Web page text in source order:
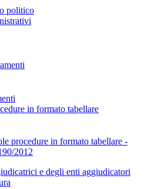
politico
in formato tabellare
procedure in formato tabellare -
2012
e degli enti aggiudicatori